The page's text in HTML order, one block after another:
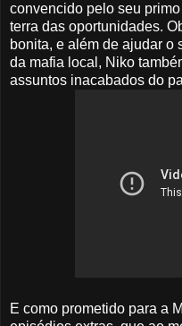
convencido pelo seu
terra das oportunidades.
bonita, e além de ajudar o
da mafia local, Niko
assuntos inacabados do
E como prometido para a